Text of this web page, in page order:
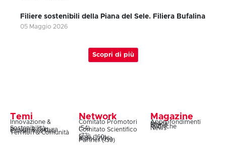
Filiere sostenibili della Piana del Sele. Filiera Bufalina
05 Maggio 2026
Scopri di più
Temi
Innovazione &
Sostenibilità
Design & Cultura
Coesione & Reti
Territori & Comunità
Network
Comitato Promotori
(54)
Comitato Scientifico
(73)
Soci (160)
Autori (106)
Partner (139)
Magazine
Approfondimenti
Snack
Storie
Rubriche
News